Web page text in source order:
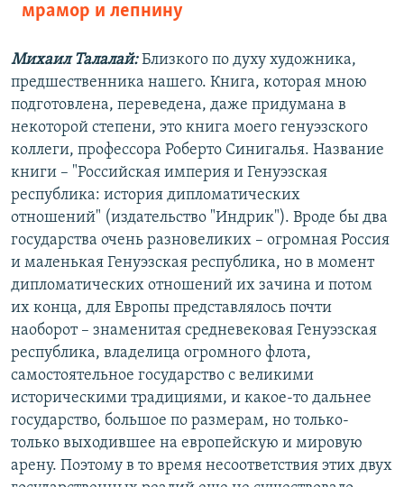
мрамор и лепнину
Михаил Талалай:Близкого по духу художника,
предшественника нашего. Книга, которая мною
подготовлена, переведена, даже придумана в
некоторой степени, это книга моего генуэзского
коллеги, профессора Роберто Синигалья. Название
книги – "Российская империя и Генуэзская
республика: история дипломатических
отношений" (издательство "Индрик"). Вроде бы два
государства очень разновеликих – огромная Россия
и маленькая Генуэзская республика, но в момент
дипломатических отношений их зачина и потом
их конца, для Европы представлялось почти
наоборот – знаменитая средневековая Генуэзская
республика, владелица огромного флота,
самостоятельное государство с великими
историческими традициями, и какое-то дальнее
государство, большое по размерам, но только-
только выходившее на европейскую и мировую
арену. Поэтому в то время несоответствия этих двух